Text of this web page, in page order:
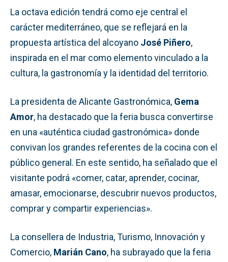
La octava edición tendrá como eje central el
carácter mediterráneo, que se reflejará en la
propuesta artística del alcoyano José Piñero,
inspirada en el mar como elemento vinculado a la
cultura, la gastronomía y la identidad del territorio.
La presidenta de Alicante Gastronómica, Gema
Amor, ha destacado que la feria busca convertirse
en una «auténtica ciudad gastronómica» donde
convivan los grandes referentes de la cocina con el
público general. En este sentido, ha señalado que el
visitante podrá «comer, catar, aprender, cocinar,
amasar, emocionarse, descubrir nuevos productos,
comprar y compartir experiencias».
La consellera de Industria, Turismo, Innovación y
Comercio, Marián Cano, ha subrayado que la feria